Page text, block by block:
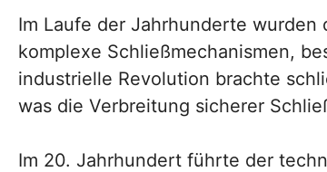
Im Laufe der Jahrhunderte
komplexe Schließmechanismen,
industrielle Revolution brachte
was die Verbreitung sicherer
Im 20. Jahrhundert führte der